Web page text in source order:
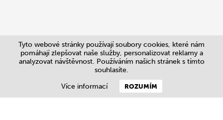
Tyto webové stránky používají soubory cookies, které nám
pomáhají zlepšovat naše služby, personalizovat reklamy a
analyzovat návštěvnost. Používáním našich stránek s tímto
souhlasíte.
Více informací
ROZUMÍM